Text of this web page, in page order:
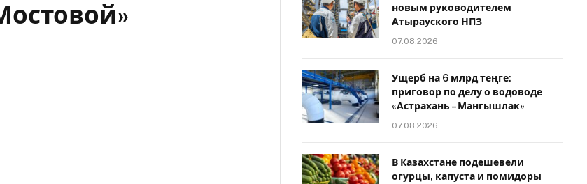
новым руководителем
Атырауского НПЗ
07.08.2026
Ущерб на 6 млрд теңге:
приговор по делу о водоводе
«Астрахань – Мангышлак»
07.08.2026
В Казахстане подешевели
огурцы, капуста и помидоры